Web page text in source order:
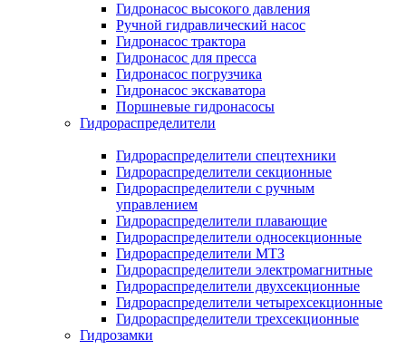
Гидронасос высокого давления
Ручной гидравлический насос
Гидронасос трактора
Гидронасос для пресса
Гидронасос погрузчика
Гидронасос экскаватора
Поршневые гидронасосы
Гидрораспределители
Гидрораспределители спецтехники
Гидрораспределители секционные
Гидрораспределители с ручным
управлением
Гидрораспределители плавающие
Гидрораспределители односекционные
Гидрораспределители МТЗ
Гидрораспределители электромагнитные
Гидрораспределители двухсекционные
Гидрораспределители четырехсекционные
Гидрораспределители трехсекционные
Гидрозамки